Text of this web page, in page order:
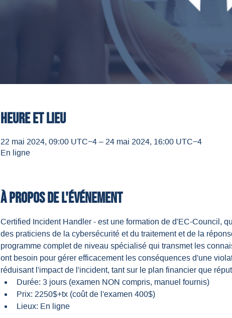
Heure et lieu
22 mai 2024, 09:00 UTC−4 – 24 mai 2024, 16:00 UTC−4
En ligne
À propos de l'événement
Certified Incident Handler - est une formation de d'EC-Council,
des praticiens de la cybersécurité et du traitement et de la
programme complet de niveau spécialisé qui transmet les
ont besoin pour gérer efficacement les conséquences d'une
réduisant l'impact de l'incident, tant sur le plan financier que
Durée: 3 jours (examen NON compris, manuel fournis)
Prix: 2250$+tx (coût de l'examen 400$)
Lieux: En ligne